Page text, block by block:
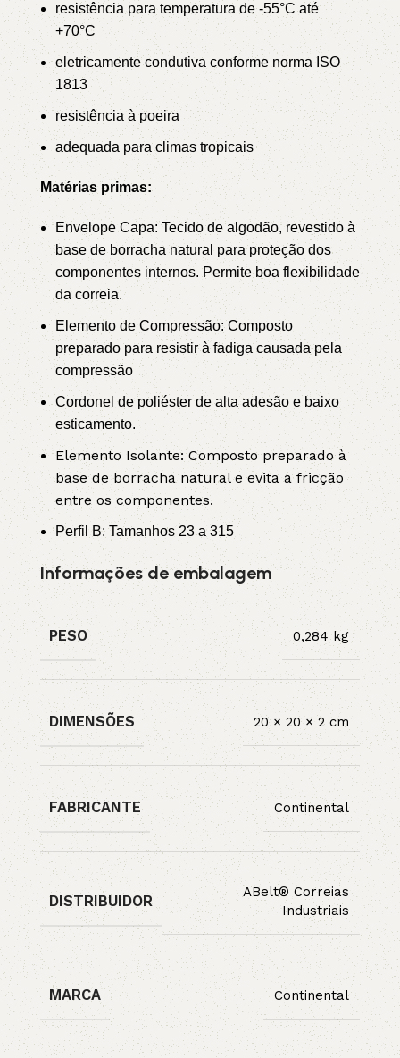
resistência para temperatura de -55°C até
+70°C
eletricamente condutiva conforme norma ISO
1813
resistência à poeira
adequada para climas tropicais
Matérias primas:
Envelope Capa: Tecido de algodão, revestido à
base de borracha natural para proteção dos
componentes internos. Permite boa flexibilidade
da correia.
Elemento de Compressão: Composto
preparado para resistir à fadiga causada pela
compressão
Cordonel de poliéster de alta adesão e baixo
esticamento.
Elemento Isolante: Composto preparado à
base de borracha natural e evita a fricção
entre os componentes.
Perfil B: Tamanhos 23 a 315
Informações de embalagem
PESO 0,284 kg
DIMENSÕES 20 × 20 × 2 cm
FABRICANTE Continental
DISTRIBUIDOR
ABelt® Correias
Industriais
MARCA Continental